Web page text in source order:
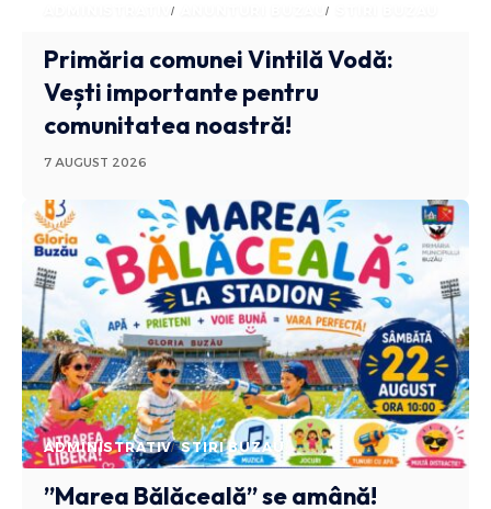
ADMINISTRATIV ANUNTURI BUZAU
Primăria comunei Vintilă Vodă:
Vești importante pentru
comunitatea noastră!
7 AUGUST 2026
ADMINISTRATIV STIRI BUZAU
”Marea Bălăceală” se amână!